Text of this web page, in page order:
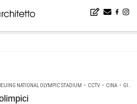
NATIONAL OLYMPIC STADIUM • CCTV • CINA • GIOCHI OLIMPICI 2008